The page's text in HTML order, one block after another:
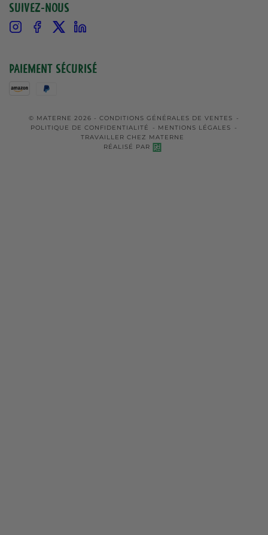
Suivez-nous
InstagramFacebook
X Linkedin
Paiement sécurisé
© MATERNE 2026 - CONDITIONS GÉNÉRALES DE VENTES
-
POLITIQUE DE CONFIDENTIALITÉ
- MENTIONS LÉGALES
-
TRAVAILLER CHEZ MATERNE
RÉALISÉ PAR